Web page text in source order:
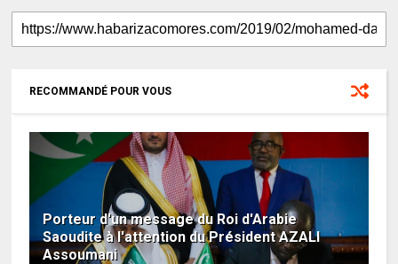
RECOMMANDÉ POUR VOUS
Porteur d'un message du Roi d'Arabie
Saoudite à l'attention du Président AZALI
Assoumani